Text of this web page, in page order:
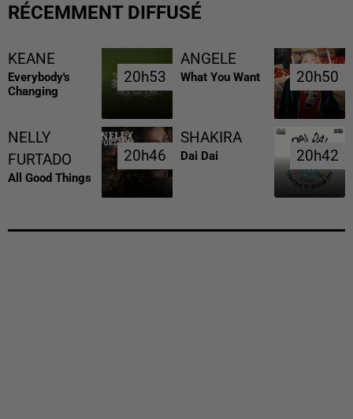
RÉCEMMENT DIFFUSÉ
KEANE
Everybody's
Changing
20h53
20h53
ANGELE
What You Want 20h50
20h50
NELLY
FURTADO
All Good Things
20h46
20h46
SHAKIRA
Dai Dai 20h42
20h42